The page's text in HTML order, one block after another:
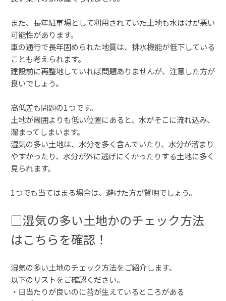
また、長年駐車場として利用されていた土地も水はけが悪い
可能性があります。
車の通行で長年固められた地質は、排水機能が低下している
ことも考えられます。
建設前に再整地していれば問題ありませんが、注意した方が
良いでしょう。
高低差も問題の1つです。
土地が周囲よりも低い位置にあると、水がそこに流れ込み、
溜まってしまいます。
湿気の多い土地は、水分を多く含んでいたり、水分が溜まり
やすかったり、水分が外に逃げにくかったりする土地に多く
見られます。
1つでも当てはまる場合は、避けた方が賢明でしょう。
□湿気の多い土地かのチェック方法
はこちらを確認！
湿気の多い土地のチェック方法をご紹介します。
以下のリストをご確認ください。
・日当たりが良いのに苔が生えているところがある